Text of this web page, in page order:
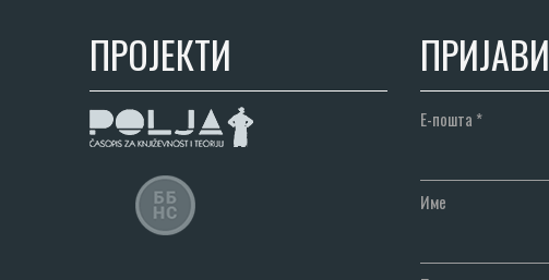
ПРОЈЕКТИ
Е-пошта *
Име